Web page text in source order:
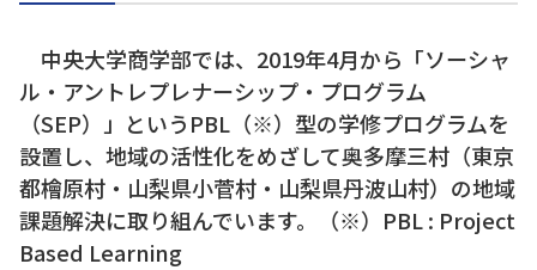
中央大学商学部では、2019年4月から「ソーシャ
ル・アントレプレナーシップ・プログラム
（SEP）」というPBL（※）型の学修プログラムを
設置し、地域の活性化をめざして奥多摩三村（東京
都檜原村・山梨県小菅村・山梨県丹波山村）の地域
課題解決に取り組んでいます。（※）PBL : Project
Based Learning